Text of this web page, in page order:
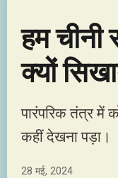
हम चीनी
क्यों
पारंपरिक तंत्र में
कहीं देखना पड़ा।
28 मई, 2024